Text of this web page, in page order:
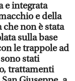
e integrata
e della
non è stata
sulla base
le trappole ad
stati
trattamenti